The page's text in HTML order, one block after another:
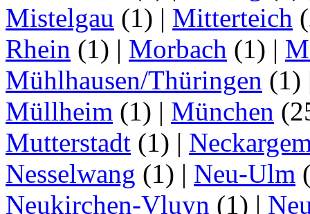
Mistelgau (1) | Mitterteich
Rhein (1) | Morbach (1) |
Mühlhausen/Thüringen (1)
Müllheim (1) | München
Mutterstadt (1) |
Nesselwang (1) | Neu-Ulm
Neukirchen-Vluyn (1) |